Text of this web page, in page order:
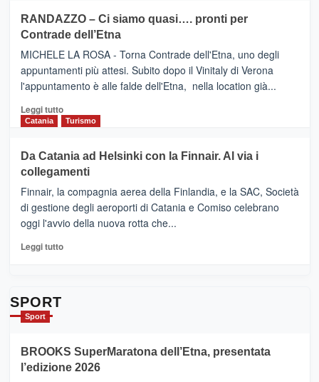
IL
NUOVO
SUMMER
CLUB
VIAGRANDE
(Ct)
–
Benanti
presenta
“Vino
&
Cultura
tappe
dell’enoturismo
sull’Etna
RANDAZZO – Ci siamo quasi…. pronti per
Contrade dell’Etna
MICHELE LA ROSA - Torna Contrade dell'Etna, uno degli
appuntamenti più attesi. Subito dopo il Vinitaly di Verona
l'appuntamento è alle falde dell'Etna, nella location già...
Leggi tuttoLeggi
di
RANDAZZO
–
Ci
siamo
quasi….
pronti
per
Catania Turismo
Da Catania ad Helsinki con la Finnair. Al via i
collegamenti
Finnair, la compagnia aerea della Finlandia, e la SAC, Società
di gestione degli aeroporti di Catania e Comiso celebrano
oggi l'avvio della nuova rotta che...
Leggi tuttoLeggi
con
la
SPORT
Sport
BROOKS SuperMaratona dell’Etna, presentata
l’edizione 2026